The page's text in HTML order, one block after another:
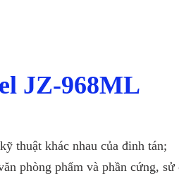
JZ-968ML
thuật khác nhau của đinh tán;
phòng phẩm và phần cứng, sử